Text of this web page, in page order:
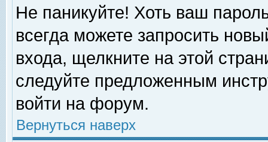
Не паникуйте! Хоть ваш
всегда можете запросить
входа, щелкните на этой
следуйте предложенным
войти на форум.
Вернуться наверх